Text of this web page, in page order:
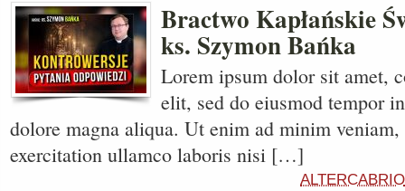
Bractwo Kapłańskie
ks. Szymon Bańka
Lorem ipsum dolor sit amet,
elit, sed do eiusmod tempor
dolore magna aliqua. Ut enim ad minim
exercitation ullamco laboris nisi […]
ALTERCABRIO